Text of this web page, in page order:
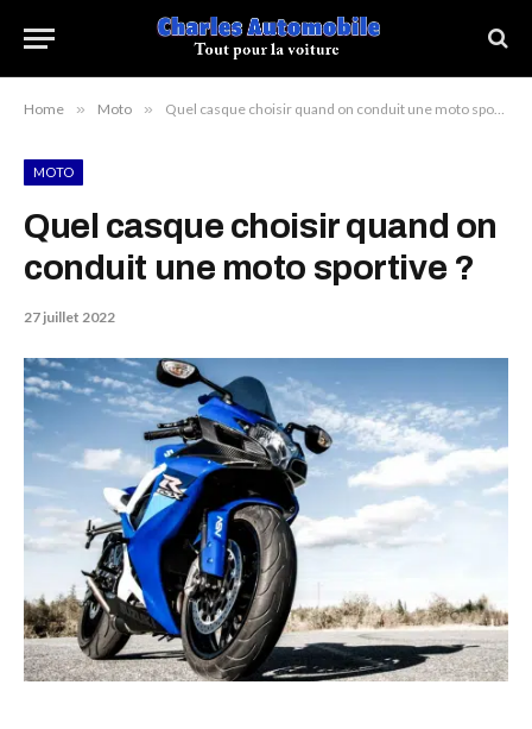
Home » Moto » Quel casque choisir quand on conduit une moto sportive ?
MOTO
Quel casque choisir quand on
conduit une moto sportive ?
27 juillet 2022